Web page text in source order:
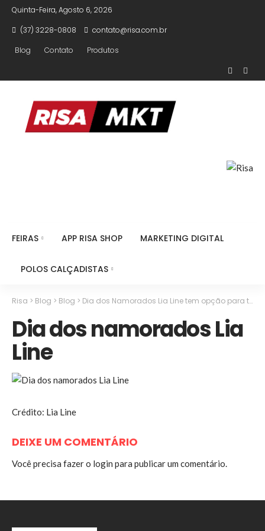
Quinta-Feira, Agosto 6, 2026
(37) 3228-0808
contato@risa.com.br
Blog
Contato Produtos
FEIRAS APP RISA SHOP MARKETING DIGITAL
POLOS CALÇADISTAS
Risa > Blog > Blog > Dia dos Namorados Lia Line tem opção para todas as mulheres
Dia dos namorados Lia
Line
Crédito: Lia Line
DEIXE UM COMENTÁRIO
Você precisa fazer o login para publicar um comentário.